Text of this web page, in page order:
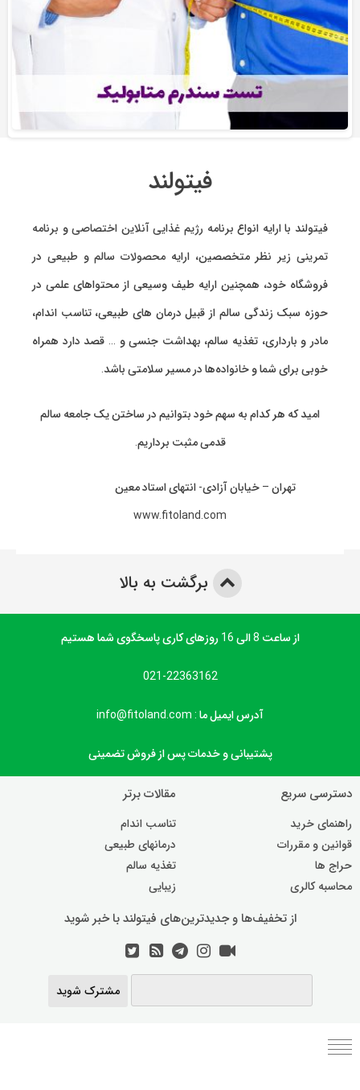
فیتولند
فیتولند با ارایه انواع برنامه رژیم غذایی آنلاین اختصاصیو برنامه
تمرینیزیر نظر متخصصین، ارایه محصولات سالم و طبیعی در
فروشگاه خود، همچنین ارایه طیف وسیعی از محتواهای علمی در
حوزه سبک زندگی سالم از قبیل درمان های طبیعی، تناسب اندام،
مادر و بارداری، تغذیه سالم، بهداشت جنسی و … قصد دارد همراه
خوبی برای شما و خانواده‌ها در مسیر سلامتی باشد.
امید که هر کدام به سهم خود بتوانیم در ساختن یک جامعه سالم
قدمی مثبت برداریم.
تهران – خیابان آزادی- انتهای استاد معین
www.fitoland.com
برگشت به بالا
از ساعت 8 الی 16 روزهای کاری پاسخگوی شما هستیم
021-22363162
آدرس ایمیل ما : info@fitoland.com
پشتیبانی و خدمات پس از فروش تضمینی
دسترسی سریع
راهنمای خرید
قوانین و مقررات
حراج ها
محاسبه کالری
مقالات برتر
تناسب اندام
درمانهای طبیعی
تغذیه سالم
زیبایی
از تخفیف‌ها و جدیدترین‌های فیتولند با خبر شوید
مشترک شوید